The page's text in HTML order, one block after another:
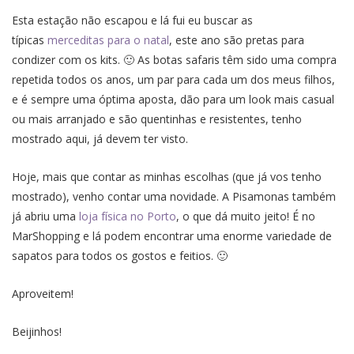
Esta estação não escapou e lá fui eu buscar as
típicas merceditas para o natal, este ano são pretas para
condizer com os kits. 🙂 As botas safaris têm sido uma compra
repetida todos os anos, um par para cada um dos meus filhos,
e é sempre uma óptima aposta, dão para um look mais casual
ou mais arranjado e são quentinhas e resistentes, tenho
mostrado aqui, já devem ter visto.
Hoje, mais que contar as minhas escolhas (que já vos tenho
mostrado), venho contar uma novidade. A Pisamonas também
já abriu uma loja física no Porto, o que dá muito jeito! É no
MarShopping e lá podem encontrar uma enorme variedade de
sapatos para todos os gostos e feitios. 🙂
Aproveitem!
Beijinhos!